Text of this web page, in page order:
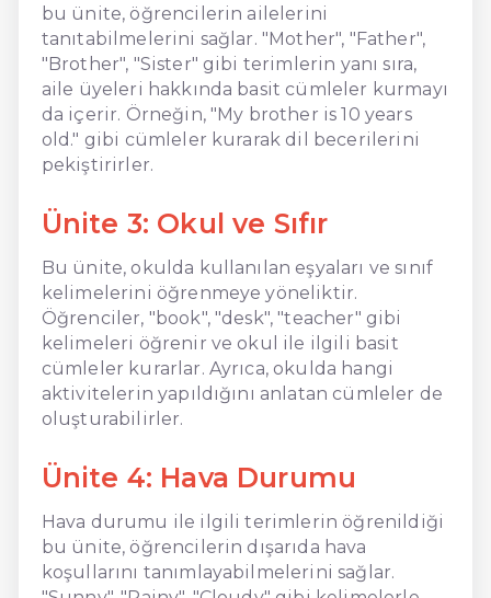
bu ünite, öğrencilerin ailelerini
tanıtabilmelerini sağlar. "Mother", "Father",
"Brother", "Sister" gibi terimlerin yanı sıra,
aile üyeleri hakkında basit cümleler kurmayı
da içerir. Örneğin, "My brother is 10 years
old." gibi cümleler kurarak dil becerilerini
pekiştirirler.
Ünite 3: Okul ve Sıfır
Bu ünite, okulda kullanılan eşyaları ve sınıf
kelimelerini öğrenmeye yöneliktir.
Öğrenciler, "book", "desk", "teacher" gibi
kelimeleri öğrenir ve okul ile ilgili basit
cümleler kurarlar. Ayrıca, okulda hangi
aktivitelerin yapıldığını anlatan cümleler de
oluşturabilirler.
Ünite 4: Hava Durumu
Hava durumu ile ilgili terimlerin öğrenildiği
bu ünite, öğrencilerin dışarıda hava
koşullarını tanımlayabilmelerini sağlar.